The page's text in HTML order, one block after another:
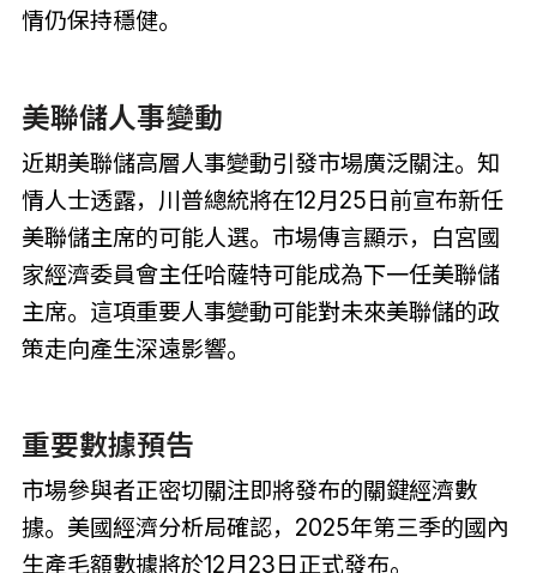
情仍保持穩健。
美聯儲人事變動
近期美聯儲高層人事變動引發市場廣泛關注。知
情人士透露，川普總統將在12月25日前宣布新任
美聯儲主席的可能人選。市場傳言顯示，白宮國
家經濟委員會主任哈薩特可能成為下一任美聯儲
主席。這項重要人事變動可能對未來美聯儲的政
策走向產生深遠影響。
重要數據預告
市場參與者正密切關注即將發布的關鍵經濟數
據。美國經濟分析局確認，2025年第三季的國內
生產毛額數據將於12月23日正式發布。